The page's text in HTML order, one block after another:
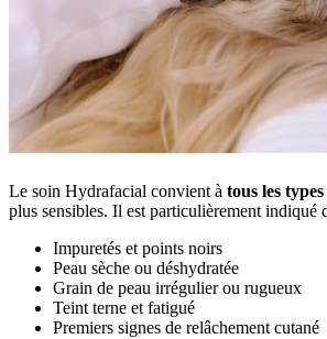
Le soin Hydrafacial convient à tous les
plus sensibles. Il est particulièrement indiqué
Impuretés et points noirs
Peau sèche ou déshydratée
Grain de peau irrégulier ou rugueux
Teint terne et fatigué
Premiers signes de relâchement cutané